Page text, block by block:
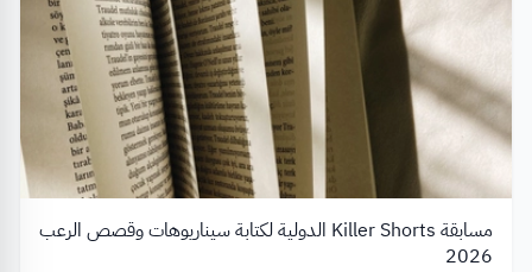
مسابقة Killer Shorts الدولية لكتابة سيناريوهات وقصص الرعب
2026